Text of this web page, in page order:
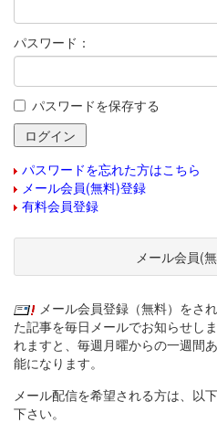
パスワード：
パスワードを保存する
パスワードを忘れた方はこちら
メール会員(無料)登録
有料会員登録
メール会員(
メール会員登録（無料）をさ
た記事を毎日メールでお知らせし
れますと、毎週月曜からの一週間
能になります。
メール配信を希望される方は、以
下さい。